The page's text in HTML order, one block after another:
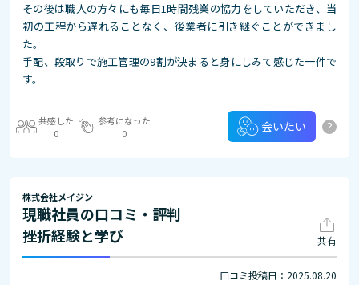
その後は職人の方々にも毎日1時間残業の協力をしていただき、当
初の工程から遅れることなく、後業者に引き継ぐことができまし
た。
手配、段取りで施工管理の9割が決まると身にしみて感じた一件で
す。
共感した
0
参考になった
0
会いたい ?
株式会社メイジン
現職社員の口コミ・評判
挫折経験と学び
共有
口コミ投稿日：2025.08.20